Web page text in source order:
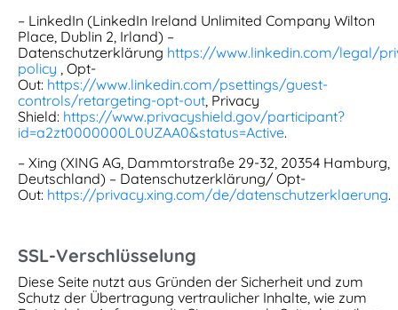
– LinkedIn (LinkedIn Ireland Unlimited Company Wilton
Place, Dublin 2, Irland) –
Datenschutzerklärung https://www.linkedin.com/legal/
policy , Opt-
Out: https://www.linkedin.com/psettings/guest-
controls/retargeting-opt-out , Privacy
Shield: https://www.privacyshield.gov/participant?
id=a2zt0000000L0UZAA0&status=Active.
– Xing (XING AG, Dammtorstraße 29-32, 20354 Hamburg,
Deutschland) – Datenschutzerklärung/ Opt-
Out: https://privacy.xing.com/de/datenschutzerklaerung.
SSL-Verschlüsselung
Diese Seite nutzt aus Gründen der Sicherheit und zum
Schutz der Übertragung vertraulicher Inhalte, wie zum